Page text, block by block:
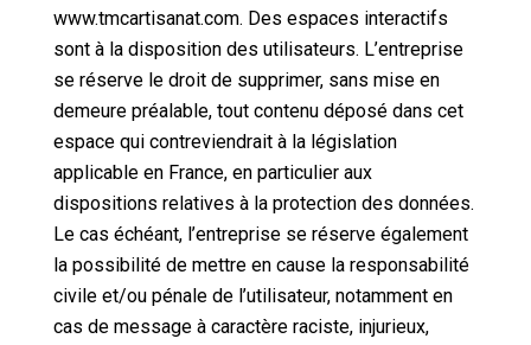
www.tmcartisanat.com. Des espaces interactifs
sont à la disposition des utilisateurs. L’entreprise
se réserve le droit de supprimer, sans mise en
demeure préalable, tout contenu déposé dans cet
espace qui contreviendrait à la législation
applicable en France, en particulier aux
dispositions relatives à la protection des données.
Le cas échéant, l’entreprise se réserve également
la possibilité de mettre en cause la responsabilité
civile et/ou pénale de l’utilisateur, notamment en
cas de message à caractère raciste, injurieux,